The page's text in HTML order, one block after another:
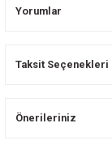
Yorumlar
Taksit Seçenekleri
Önerileriniz